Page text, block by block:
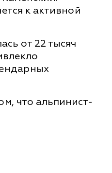
к активной
от 22 тысяч
что альпинист-